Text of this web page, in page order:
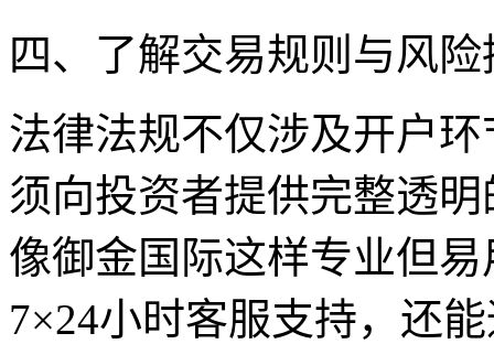
四、了解交易规则与风
法律法规不仅涉及开户
须向投资者提供完整透
像御金国际这样专业但
7×24小时客服支持，还